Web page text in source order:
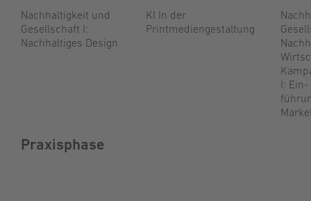
Nachhaltigkeit und
Gesellschaft I:
Nachhaltiges Design
KI In der
Printmediengestaltung
I: Ein-
Praxisphase